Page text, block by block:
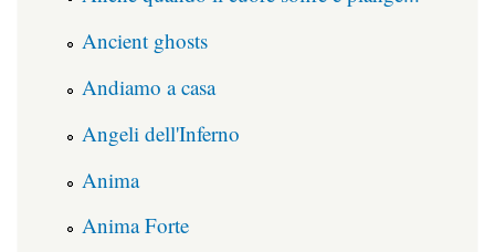
Ancient ghosts
Andiamo a casa
Angeli dell'Inferno
Anima
Anima Forte